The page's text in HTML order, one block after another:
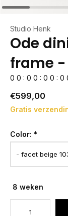
Studio Henk
Ode
frame
0 0 : 0 0 : 0 0 : 0
€599,00
Gratis
Color: *
8 weken